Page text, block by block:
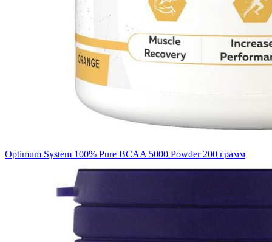
Optimum System 100% Pure BCAA 5000 Powder 200 грамм